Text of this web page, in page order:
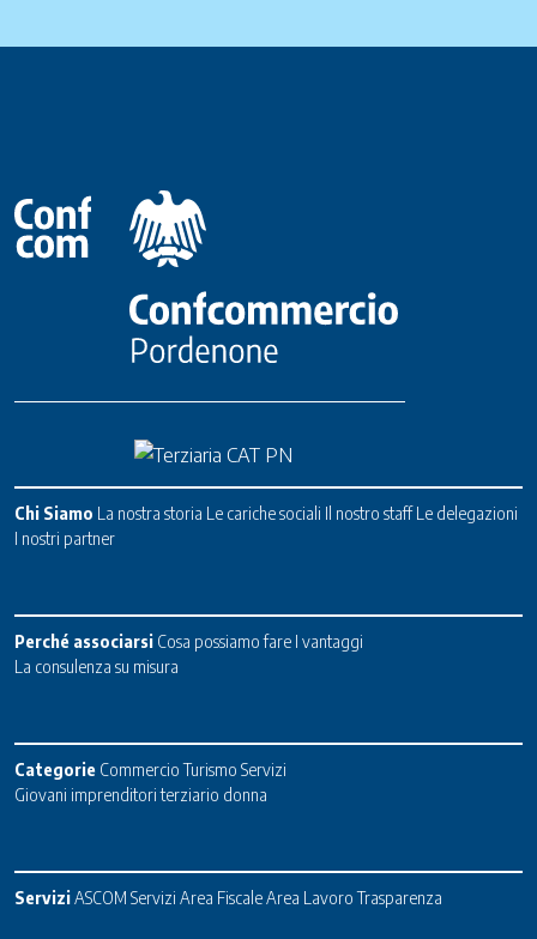
Chi Siamo La nostra storia Le cariche sociali Il nostro staff Le delegazioni
I nostri partner
Perché associarsi Cosa possiamo fare I vantaggi
La consulenza su misura
Categorie Commercio Turismo Servizi
Giovani imprenditori terziario donna
ServiziASCOM Servizi Area FiscaleArea Lavoro Trasparenza